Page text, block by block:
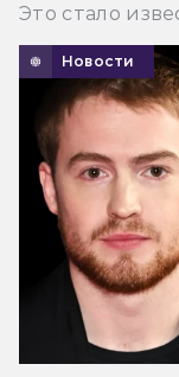
Это стало
Новости